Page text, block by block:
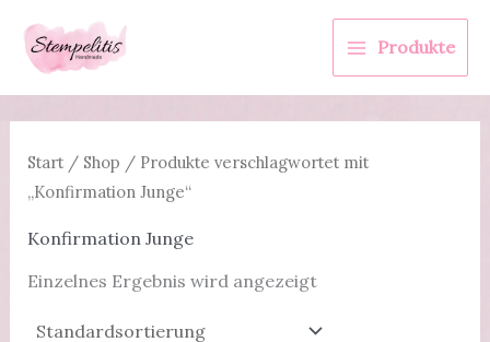
Inhalt
springen
Produkte
Start/ Shop / Produkte verschlagwortet mit
„Konfirmation Junge“
Konfirmation Junge
Einzelnes Ergebnis wird angezeigt